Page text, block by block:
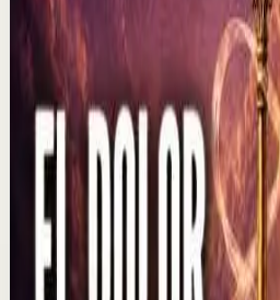
YouTube Charla
Sesión profunda
Media
El que muestra hambre
en
En los negocios, controlar las
importante como tener una
una lección que aprendió al